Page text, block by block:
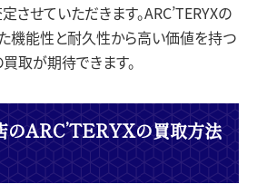
させていただきます。ARC’TERYXの
機能性と耐久性から高い価値を持つ
取が期待できます。
のARC’TERYXの買取方法